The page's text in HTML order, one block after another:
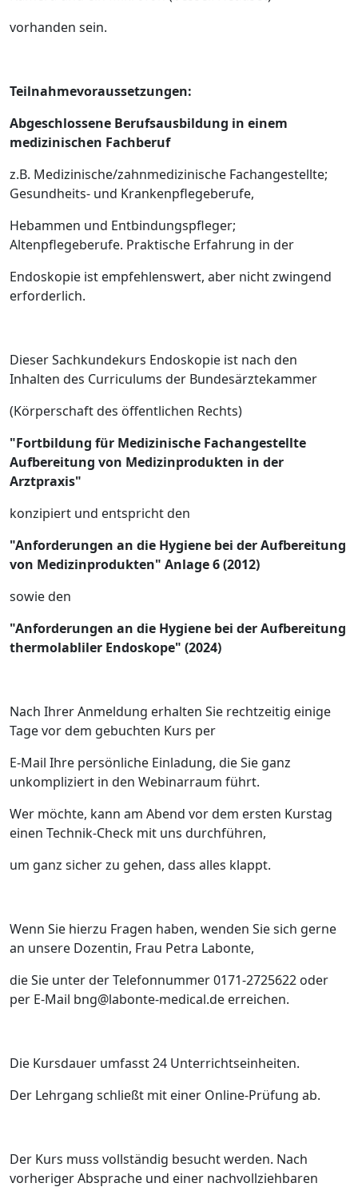
vorhanden sein.
Teilnahmevoraussetzungen:
Abgeschlossene Berufsausbildung in einem
medizinischen Fachberuf
z.B. Medizinische/zahnmedizinische Fachangestellte;
Gesundheits- und Krankenpflegeberufe,
Hebammen und Entbindungspfleger;
Altenpflegeberufe. Praktische Erfahrung in der
Endoskopie ist empfehlenswert, aber nicht zwingend
erforderlich.
Dieser Sachkundekurs Endoskopie ist nach den
Inhalten des Curriculums der Bundesärztekammer
(Körperschaft des öffentlichen Rechts)
"Fortbildung für Medizinische Fachangestellte
Aufbereitung von Medizinprodukten in der
Arztpraxis"
konzipiert und entspricht den
"Anforderungen an die Hygiene bei der Aufbereitung
von Medizinprodukten" Anlage 6 (2012)
sowie den
"Anforderungen an die Hygiene bei der Aufbereitung
thermolabliler Endoskope" (2024)
Nach Ihrer Anmeldung erhalten Sie rechtzeitig einige
Tage vor dem gebuchten Kurs per
E-Mail Ihre persönliche Einladung, die Sie ganz
unkompliziert in den Webinarraum führt.
Wer möchte, kann am Abend vor dem ersten Kurstag
einen Technik-Check mit uns durchführen,
um ganz sicher zu gehen, dass alles klappt.
Wenn Sie hierzu Fragen haben, wenden Sie sich gerne
an unsere Dozentin, Frau Petra Labonte,
die Sie unter der Telefonnummer 0171-2725622 oder
per E-Mail bng@labonte-medical.de erreichen.
Die Kursdauer umfasst 24 Unterrichtseinheiten.
Der Lehrgang schließt mit einer Online-Prüfung ab.
Der Kurs muss vollständig besucht werden. Nach
vorheriger Absprache und einer nachvollziehbaren